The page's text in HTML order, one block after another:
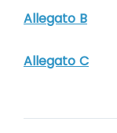
Allegato B
Allegato C